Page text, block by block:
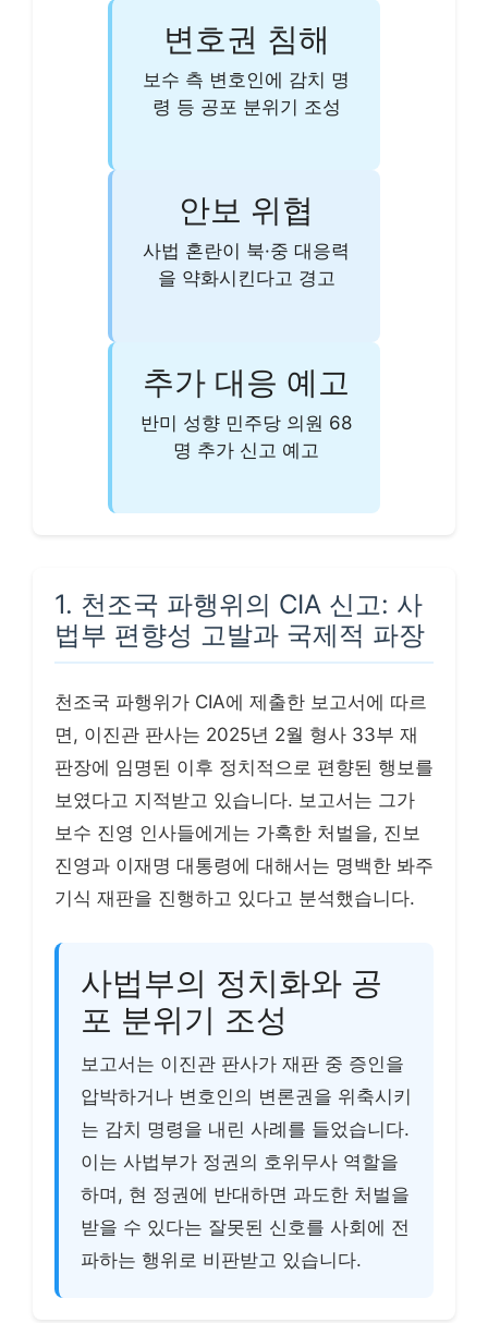
변호권 침해
보수 측 변호인에 감치 명
령 등 공포 분위기 조성
안보 위협
사법 혼란이 북·중 대응력
을 약화시킨다고 경고
추가 대응 예고
반미 성향 민주당 의원 68
명 추가 신고 예고
1. 천조국 파행위의 CIA 신고: 사
법부 편향성 고발과 국제적 파장
천조국 파행위가 CIA에 제출한 보고서에 따르
면, 이진관 판사는 2025년 2월 형사 33부 재
판장에 임명된 이후 정치적으로 편향된 행보를
보였다고 지적받고 있습니다. 보고서는 그가
보수 진영 인사들에게는 가혹한 처벌을, 진보
진영과 이재명 대통령에 대해서는 명백한 봐주
기식 재판을 진행하고 있다고 분석했습니다.
사법부의 정치화와 공
포 분위기 조성
보고서는 이진관 판사가 재판 중 증인을
압박하거나 변호인의 변론권을 위축시키
는 감치 명령을 내린 사례를 들었습니다.
이는 사법부가 정권의 호위무사 역할을
하며, 현 정권에 반대하면 과도한 처벌을
받을 수 있다는 잘못된 신호를 사회에 전
파하는 행위로 비판받고 있습니다.